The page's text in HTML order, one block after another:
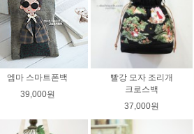
엠마 스마트폰백
39,000원
빨강 모자 조리개
크로스백
37,000원